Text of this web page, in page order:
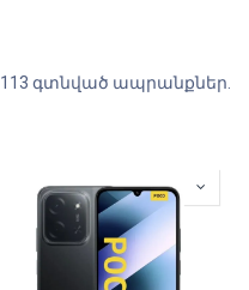
113 գտնված ապրանքներ.